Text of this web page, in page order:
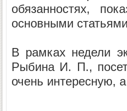
обязанностях,
основными
В рамках недели
Рыбина И. П.,
очень интересную,